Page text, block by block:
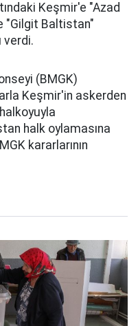
Keşmir'e "Azad
"Gilgit Baltistan"
verdi.
(BMGK)
Keşmir'in askerden
halk oylamasına
kararlarının